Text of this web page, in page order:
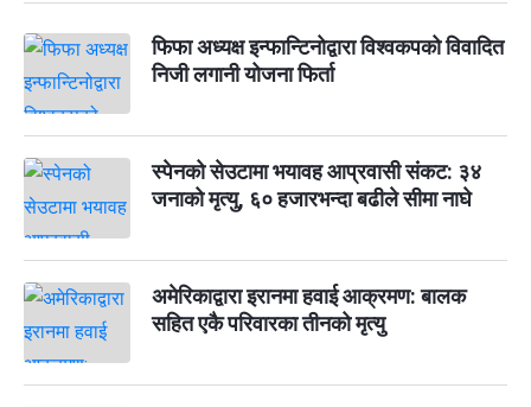
फिफा अध्यक्ष इन्फान्टिनोद्वारा विश्वकपको विवादित
निजी लगानी योजना फिर्ता
स्पेनको सेउटामा भयावह आप्रवासी संकट: ३४
जनाको मृत्यु, ६० हजारभन्दा बढीले सीमा नाघे
अमेरिकाद्वारा इरानमा हवाई आक्रमण: बालक
सहित एकै परिवारका तीनको मृत्यु